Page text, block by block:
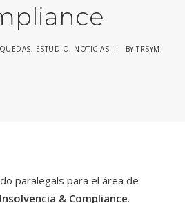
, ESTUDIO, NOTICIAS | BYTRSYM
paralegals para el área de
& Compliance.